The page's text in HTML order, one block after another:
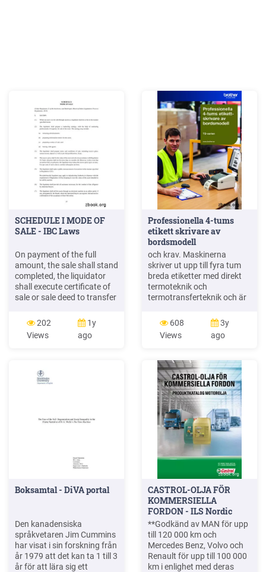
SCHEDULE I MODE OF
SALE - IBC Laws
On payment of the full
amount, the sale shall stand
completed, the liquidator
shall execute certificate of
sale or sale deed to transfer
shall be delivered to him in
the manner specified in the
terms of sale. 2. PRIVATE
sale, a liquidator shall
conduct the sale in
202
Views
1y
ago
Professionella 4-tums
etikett skrivare av
bordsmodell
och krav. Maskinerna
skriver ut upp till fyra tum
breda etiketter med direkt
termoteknik och
termotransferteknik och är
användningsområden på
vertikala marknader. TD-
seriens professionella
skrivbordet. Brothers nya
avancerade 4-tums
etikettskrivare för
skrivbordet är effektiva och
enkla att
608
Views
3y
ago
Boksamtal - DiVA portal
Den kanadensiska
språkvetaren Jim Cummins
har visat i sin forskning från
år 1979 att det kan ta 1 till 3
år för att lära sig ett
CASTROL-OLJA FÖR
KOMMERSIELLA
FORDON - ILS Nordic
**Godkänd av MAN för upp
till 120 000 km och
Mercedes Benz, Volvo och
Renault för upp till 100 000
km i enlighet med deras